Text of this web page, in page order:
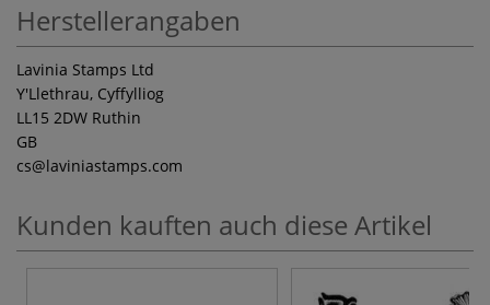
Herstellerangaben
Lavinia Stamps Ltd
Y'Llethrau, Cyffylliog
LL15 2DW Ruthin
GB
cs@laviniastamps.com
Kunden kauften auch diese Artikel